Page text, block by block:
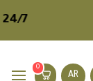
24/7
AR
0